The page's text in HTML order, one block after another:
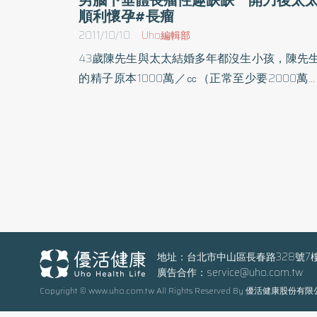
順利懷孕#長瘤
2011/10/10 Uho編輯部
43歲陳先生與太太結婚多年都沒生小孩，陳先
的精子原本1000萬／㏄（正常至少要2000萬／
體的腫瘤壓迫造精所需要的FSH跟LH，也就
濾泡刺激激素跟黃體生成素，使得睪丸的睪固
（和性慾有關）分泌下降，因此造成不會很喜歡
行房，也影響受孕。神奇的是在陳先生在開刀
地址：台北市中山區長春路328號7
廣告合作： service@uho.com.tw
Copyright © www.uho.com.tw All Rights Reserved By 優活健康股份有限